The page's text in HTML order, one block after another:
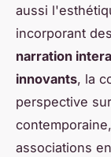
aussi
incorporant des
narration
innovants, la
perspective
associations